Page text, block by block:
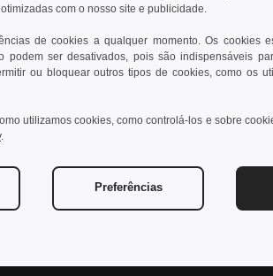
Contate-nos
com o nosso site e publicidade.
de cookies a qualquer momento. Os cookies
podem ser desativados, pois são indispensáveis
ou bloquear outros tipos de cookies, como os
utilizamos cookies, como controlá-los e sobre
.
Preferências